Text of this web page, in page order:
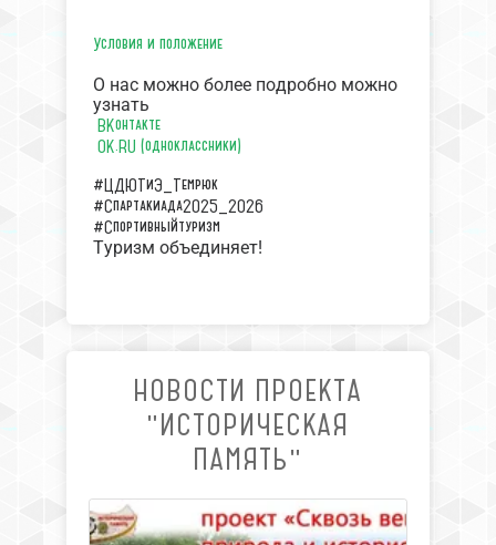
Условия и положение
О нас можно более подробно можно
узнать
ВКонтакте
OK.RU (одноклассники)
#ЦДЮТиЭ_Темрюк
#Спартакиада2025_2026
#Спортивныйтуризм
Туризм объединяет!
НОВОСТИ ПРОЕКТА
"ИСТОРИЧЕСКАЯ
ПАМЯТЬ"